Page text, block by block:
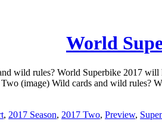
and wild rules? World Superbike 2017
(image) Wild cards and wild rules?
, 2017 Season, 2017 Two, Preview,